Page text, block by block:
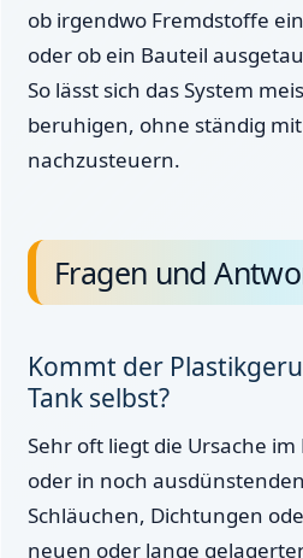
ob irgendwo Fremdstoffe
oder ob ein Bauteil
So lässt sich das System
beruhigen, ohne ständig
nachzusteuern.
Fragen und
Kommt der
Tank selbst?
Sehr oft liegt die Ursache im
oder in noch
Schläuchen, Dichtungen
neuen oder lange